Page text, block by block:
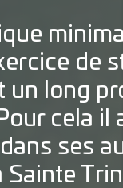
de
un long
cela il
ses
Sainte